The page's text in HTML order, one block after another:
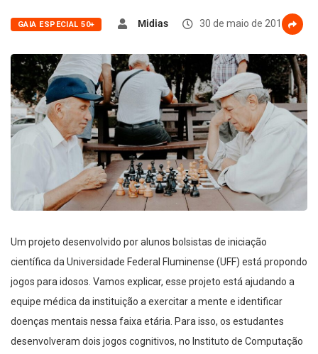
GAIA ESPECIAL 50+ Midias 30 de maio de 2019
Um projeto desenvolvido por alunos bolsistas de iniciação
científica da Universidade Federal Fluminense (UFF) está propondo
jogos para idosos. Vamos explicar, esse projeto está ajudando a
equipe médica da instituição a exercitar a mente e identificar
doenças mentais nessa faixa etária. Para isso, os estudantes
desenvolveram dois jogos cognitivos, no Instituto de Computação